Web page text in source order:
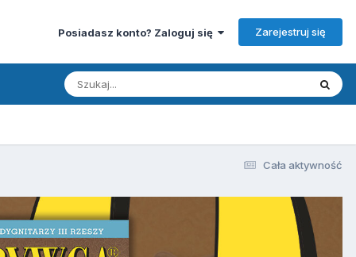
Posiadasz konto? Zaloguj się Zarejestruj się
Cała aktywność